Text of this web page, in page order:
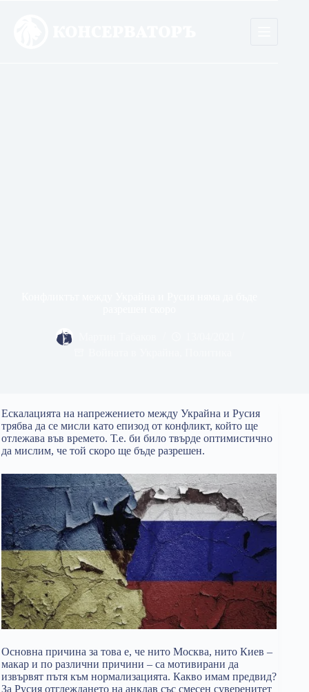
Ескалацията на напрежението между Украйна и Русия
трябва да се мисли като епизод от конфликт, който ще
отлежава във времето. Т.е. би било твърде оптимистично
да мислим, че той скоро ще бъде разрешен.
Основна причина за това е, че нито Москва, нито Киев –
макар и по различни причини – са мотивирани да
извървят пътя към нормализацията. Какво имам предвид?
За Русия отглеждането на анклав със смесен суверенитет